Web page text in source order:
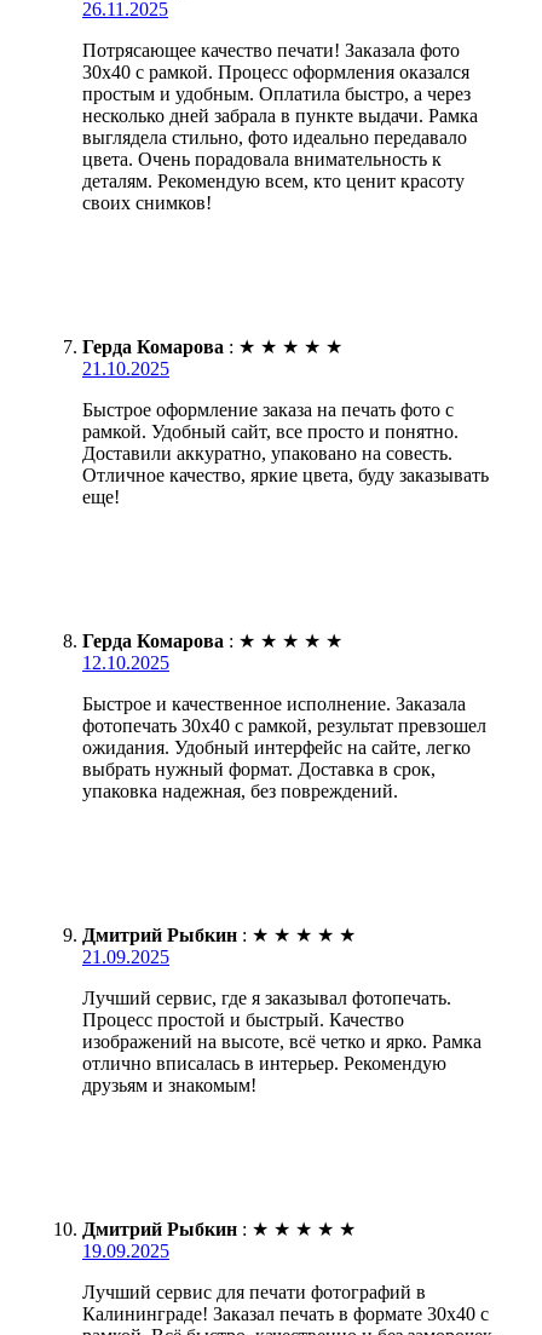
26.11.2025
Потрясающее качество печати! Заказала фото
30х40 с рамкой. Процесс оформления оказался
простым и удобным. Оплатила быстро, а через
несколько дней забрала в пункте выдачи. Рамка
выглядела стильно, фото идеально передавало
цвета. Очень порадовала внимательность к
деталям. Рекомендую всем, кто ценит красоту
своих снимков!
Герда Комарова : ★ ★ ★ ★ ★
21.10.2025
Быстрое оформление заказа на печать фото с
рамкой. Удобный сайт, все просто и понятно.
Доставили аккуратно, упаковано на совесть.
Отличное качество, яркие цвета, буду заказывать
еще!
Герда Комарова : ★ ★ ★ ★ ★
12.10.2025
Быстрое и качественное исполнение. Заказала
фотопечать 30х40 с рамкой, результат превзошел
ожидания. Удобный интерфейс на сайте, легко
выбрать нужный формат. Доставка в срок,
упаковка надежная, без повреждений.
Дмитрий Рыбкин : ★ ★ ★ ★ ★
21.09.2025
Лучший сервис, где я заказывал фотопечать.
Процесс простой и быстрый. Качество
изображений на высоте, всё четко и ярко. Рамка
отлично вписалась в интерьер. Рекомендую
друзьям и знакомым!
Дмитрий Рыбкин : ★ ★ ★ ★ ★
19.09.2025
Лучший сервис для печати фотографий в
Калининграде! Заказал печать в формате 30х40 с